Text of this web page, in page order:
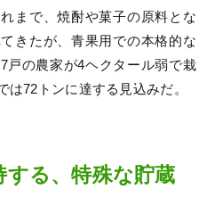
まで、焼酎や菓子の原料とな
きたが、青果用での本格的な
戸の農家が4ヘクタール弱で栽
72トンに達する見込みだ。
する、特殊な貯蔵